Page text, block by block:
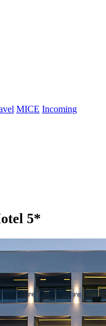
MICE Incoming
5*